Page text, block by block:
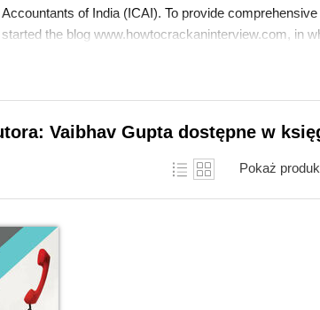
of India (ICAI). To provide
the blog www.howtocrackaninterview.com, in
information regarding the interview process through
Vaibhav Gupta dostępne w
Pokaż